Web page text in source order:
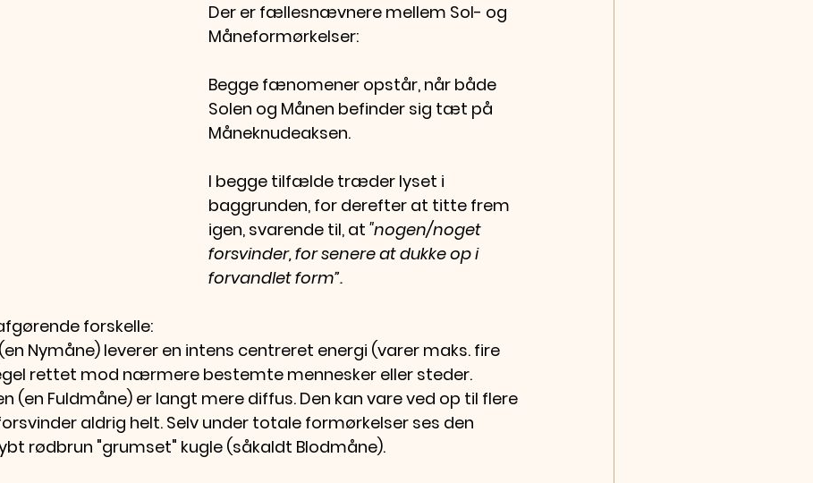
Der er fællesnævnere mellem Sol- og
Måneformørkelser:
Begge fænomener opstår, når både
Solen og Månen befinder sig tæt på
Måneknudeaksen.
I begge tilfælde træder lyset i
baggrunden, for derefter at titte frem
igen, svarende til, at "nogen/noget
forsvinder, for senere at dukke op i
forvandlet form”.
forskelle:
Nymåne) leverer en intens centreret energi (varer maks. fire
rettet mod nærmere bestemte mennesker eller steder.
(en Fuldmåne) er langt mere diffus. Den kan vare ved op til flere
aldrig helt. Selv under totale formørkelser ses den
rødbrun "grumset" kugle (såkaldt Blodmåne).